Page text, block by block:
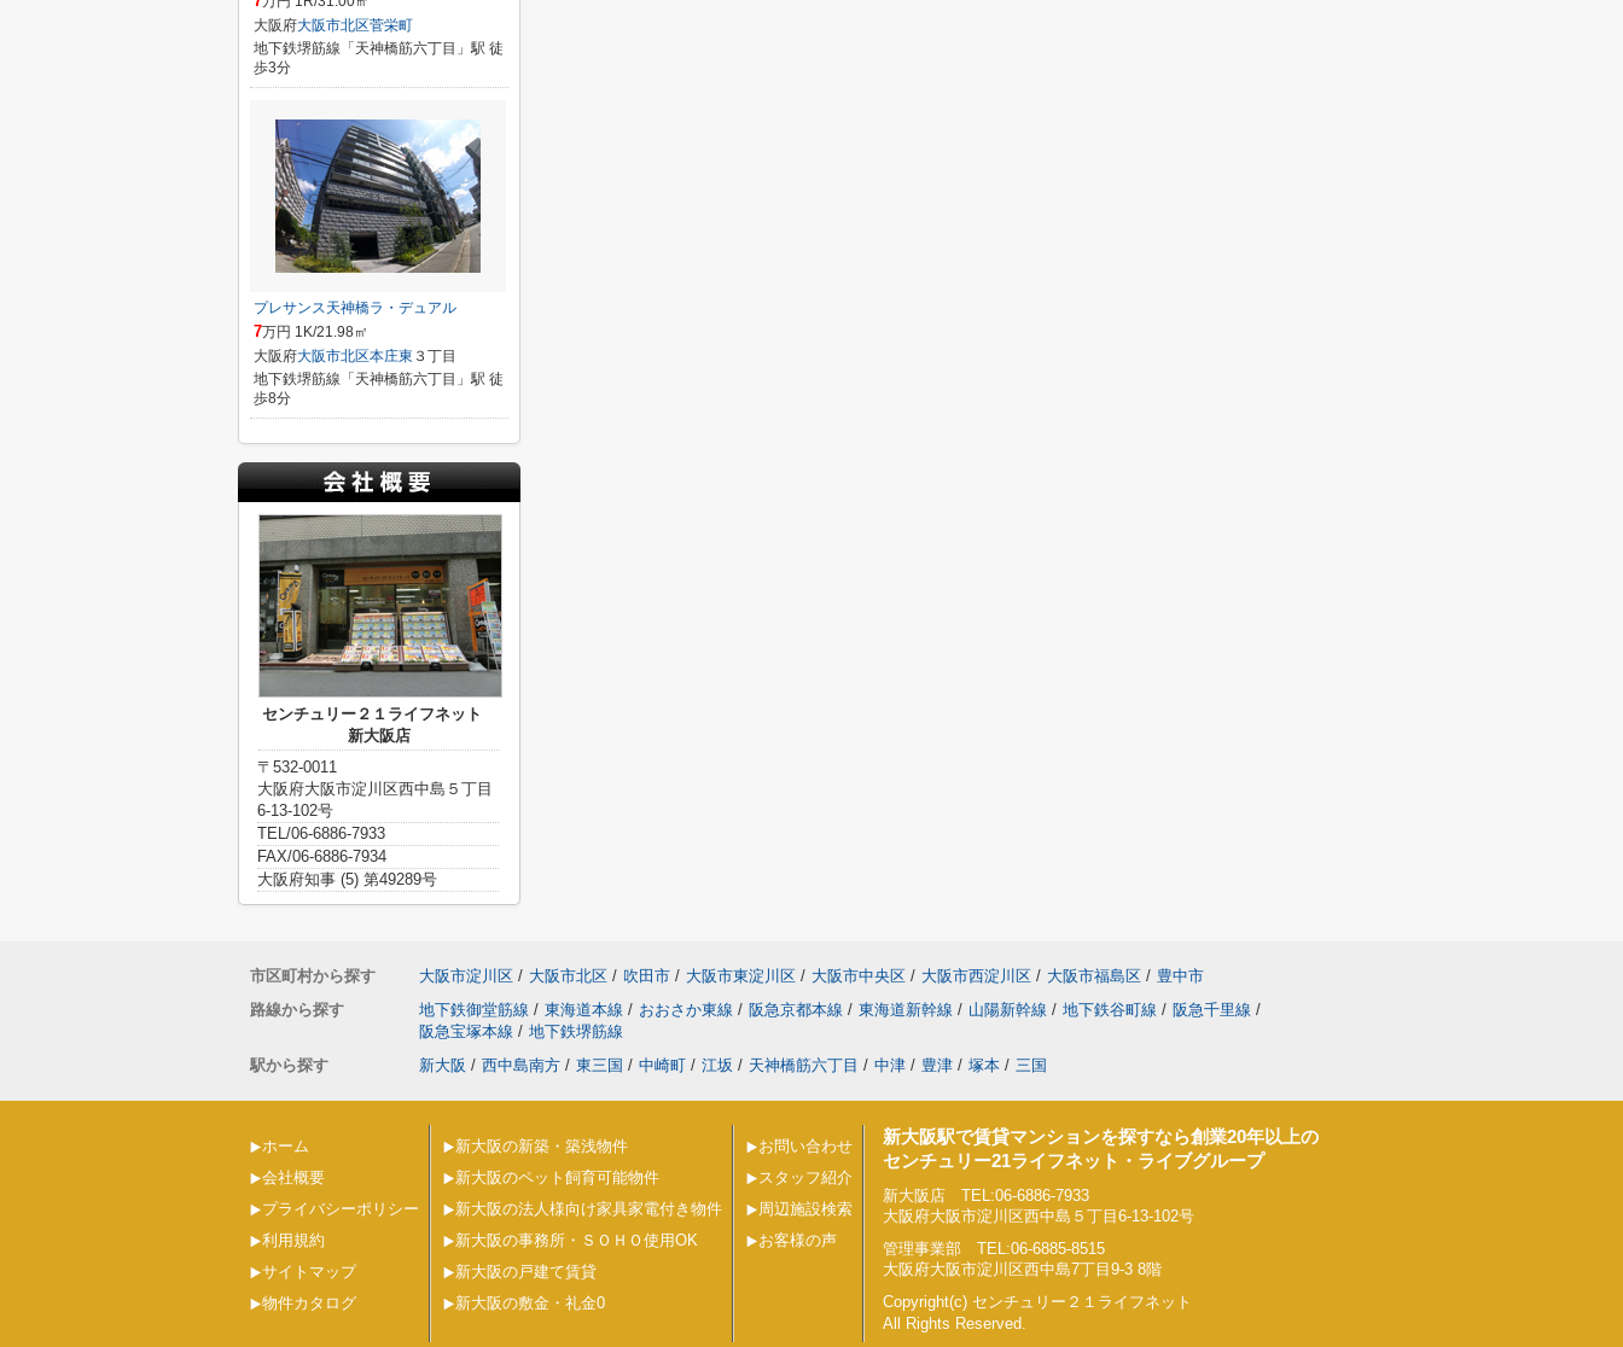
大阪府大阪市北区菅栄町
地下鉄堺筋線「天神橋筋六丁目」駅 徒
歩3分
プレサンス天神橋ラ・デュアル
7万円 1K/21.98㎡
大阪府大阪市北区本庄東 ３丁目
地下鉄堺筋線「天神橋筋六丁目」駅 徒
歩8分
センチュリー２１ライフネット
新大阪店
〒532-0011
大阪府大阪市淀川区西中島５丁目
6-13-102号
TEL/06-6886-7933
FAX/06-6886-7934
大阪府知事 (5) 第49289号
市区町村から探す 大阪市淀川区 / 大阪市北区 / 吹田市 / 大阪市東淀川区 / 大阪市中央区 / 大阪市西淀川区 / 大阪市福島区 / 豊中市
路線から探す
地下鉄御堂筋線 / 東海道本線 / おおさか東線 / 阪急京都本線 / 東海道新幹線 / 山陽新幹線 / 地下鉄谷町線 / 阪急千里線 /
阪急宝塚本線 / 地下鉄堺筋線
駅から探す
新大阪 / 西中島南方 / 東三国 / 中崎町 / 江坂 / 天神橋筋六丁目 / 中津 / 豊津 / 塚本 / 三国
ホーム
会社概要
プライバシーポリシー
利用規約
サイトマップ
物件カタログ
新大阪の新築・築浅物件
新大阪のペット飼育可能物件
新大阪の法人様向け家具家電付き物件
新大阪の事務所・ＳＯＨＯ使用OK
新大阪の戸建て賃貸
新大阪の敷金・礼金0
お問い合わせ
スタッフ紹介
周辺施設検索
お客様の声
新大阪駅で賃貸マンションを探すなら創業20年以上の
センチュリー21ライフネット・ライブグループ
新大阪店 TEL:06-6886-7933
大阪府大阪市淀川区西中島５丁目6-13-102号
管理事業部 TEL:06-6885-8515
大阪府大阪市淀川区西中島7丁目9-3 8階
Copyright(c) センチュリー２１ライフネット
All Rights Reserved.